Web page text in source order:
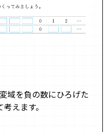
域を負の数にひろげた
えます。